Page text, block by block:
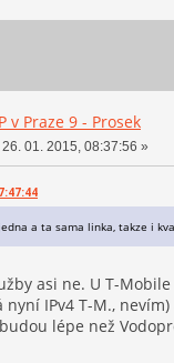
v Praze 9 - Prosek
26. 01. 2015, 08:37:56 »
a ta sama linka, takze i
asi ne. U T-
nyní IPv4 T-M.,
lépe než